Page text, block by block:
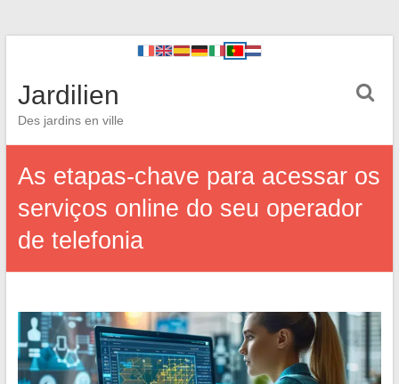
Jardilien
Des jardins en ville
As etapas-chave para acessar os
serviços online do seu operador
de telefonia